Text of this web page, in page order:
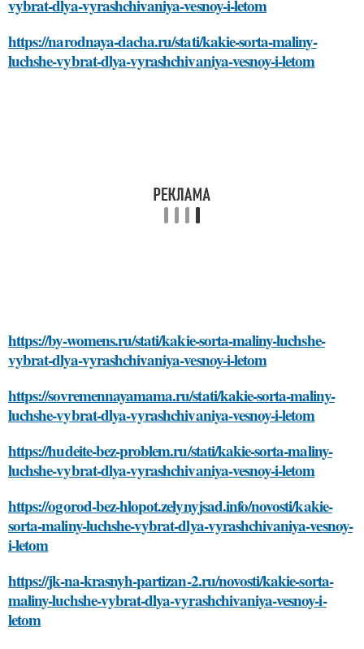
vybrat-dlya-vyrashchivaniya-vesnoy-i-letom
https://narodnaya-dacha.ru/stati/kakie-sorta-maliny-
luchshe-vybrat-dlya-vyrashchivaniya-vesnoy-i-letom
https://by-womens.ru/stati/kakie-sorta-maliny-luchshe-
vybrat-dlya-vyrashchivaniya-vesnoy-i-letom
https://sovremennayamama.ru/stati/kakie-sorta-maliny-
luchshe-vybrat-dlya-vyrashchivaniya-vesnoy-i-letom
https://hudeite-bez-problem.ru/stati/kakie-sorta-maliny-
luchshe-vybrat-dlya-vyrashchivaniya-vesnoy-i-letom
https://ogorod-bez-hlopot.zelynyjsad.info/novosti/kakie-
sorta-maliny-luchshe-vybrat-dlya-vyrashchivaniya-vesnoy-
i-letom
https://jk-na-krasnyh-partizan-2.ru/novosti/kakie-sorta-
maliny-luchshe-vybrat-dlya-vyrashchivaniya-vesnoy-i-
letom